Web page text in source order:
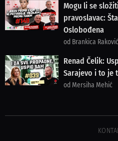
Mogu li se
pravoslavac:
Oslobođena
od Brankica Raković
Renad Čelik:
Sarajevo i to je
od Mersiha Mehić